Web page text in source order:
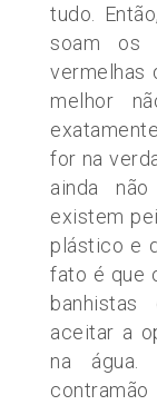
tudo.
soam os
vermelhas
melhor
for na
ainda
existem
plástico e
fato é que
aceitar a
na água.